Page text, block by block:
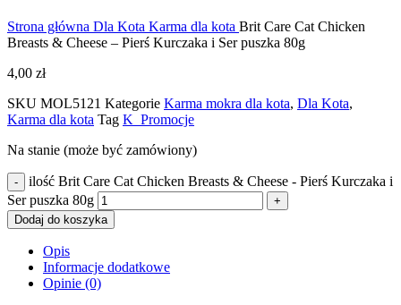
Strona główna Dla Kota Karma dla kota Brit Care Cat Chicken
Breasts & Cheese – Pierś Kurczaka i Ser puszka 80g
4,00 zł
SKU MOL5121 Kategorie Karma mokra dla kota, Dla Kota,
Karma dla kota Tag K_Promocje
Na stanie (może być zamówiony)
ilość Brit Care Cat Chicken Breasts & Cheese - Pierś Kurczaka i
Ser puszka 80g
Dodaj do koszyka
Opis
Informacje dodatkowe
Opinie (0)